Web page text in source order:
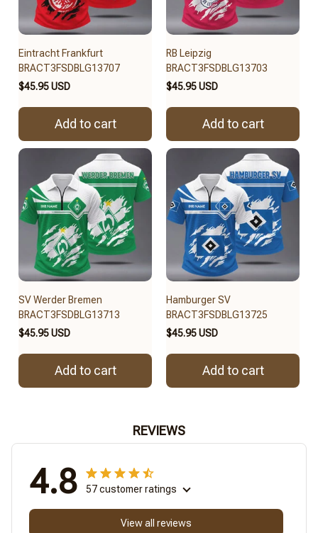
Eintracht Frankfurt
BRACT3FSDBLG13707
$45.95 USD
Add to cart
RB Leipzig
BRACT3FSDBLG13703
$45.95 USD
Add to cart
SV Werder Bremen
BRACT3FSDBLG13713
$45.95 USD
Add to cart
Hamburger SV
BRACT3FSDBLG13725
$45.95 USD
Add to cart
REVIEWS
4.8 57 customer ratings
View all reviews